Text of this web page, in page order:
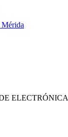
ELECTRÓNICA